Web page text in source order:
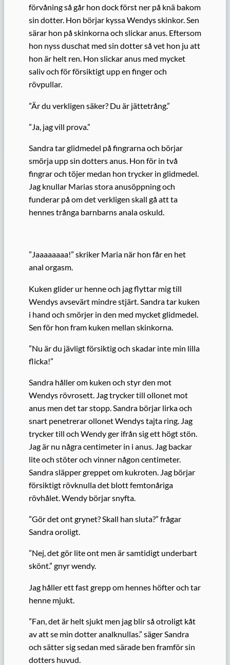
förvåning så går hon dock först ner på knä bakom
sin dotter. Hon börjar kyssa Wendys skinkor. Sen
särar hon på skinkorna och slickar anus. Eftersom
hon nyss duschat med sin dotter så vet hon ju att
hon är helt ren. Hon slickar anus med mycket
saliv och för försiktigt upp en finger och
rövpullar.
”Är du verkligen säker? Du är jättetrång.”
”Ja, jag vill prova.”
Sandra tar glidmedel på fingrarna och börjar
smörja upp sin dotters anus. Hon för in två
fingrar och töjer medan hon trycker in glidmedel.
Jag knullar Marias stora anusöppning och
funderar på om det verkligen skall gå att ta
hennes trånga barnbarns anala oskuld.
”Jaaaaaaaa!” skriker Maria när hon får en het
anal orgasm.
Kuken glider ur henne och jag flyttar mig till
Wendys avsevärt mindre stjärt. Sandra tar kuken
i hand och smörjer in den med mycket glidmedel.
Sen för hon fram kuken mellan skinkorna.
”Nu är du jävligt försiktig och skadar inte min lilla
flicka!”
Sandra håller om kuken och styr den mot
Wendys rövrosett. Jag trycker till ollonet mot
anus men det tar stopp. Sandra börjar lirka och
snart penetrerar ollonet Wendys tajta ring. Jag
trycker till och Wendy ger ifrån sig ett högt stön.
Jag är nu några centimeter in i anus. Jag backar
lite och stöter och vinner någon centimeter.
Sandra släpper greppet om kukroten. Jag börjar
försiktigt rövknulla det blott femtonåriga
rövhålet. Wendy börjar snyfta.
”Gör det ont grynet? Skall han sluta?” frågar
Sandra oroligt.
”Nej, det gör lite ont men är samtidigt underbart
skönt.” gnyr wendy.
Jag håller ett fast grepp om hennes höfter och tar
henne mjukt.
”Fan, det är helt sjukt men jag blir så otroligt kåt
av att se min dotter analknullas.” säger Sandra
och sätter sig sedan med särade ben framför sin
dotters huvud.